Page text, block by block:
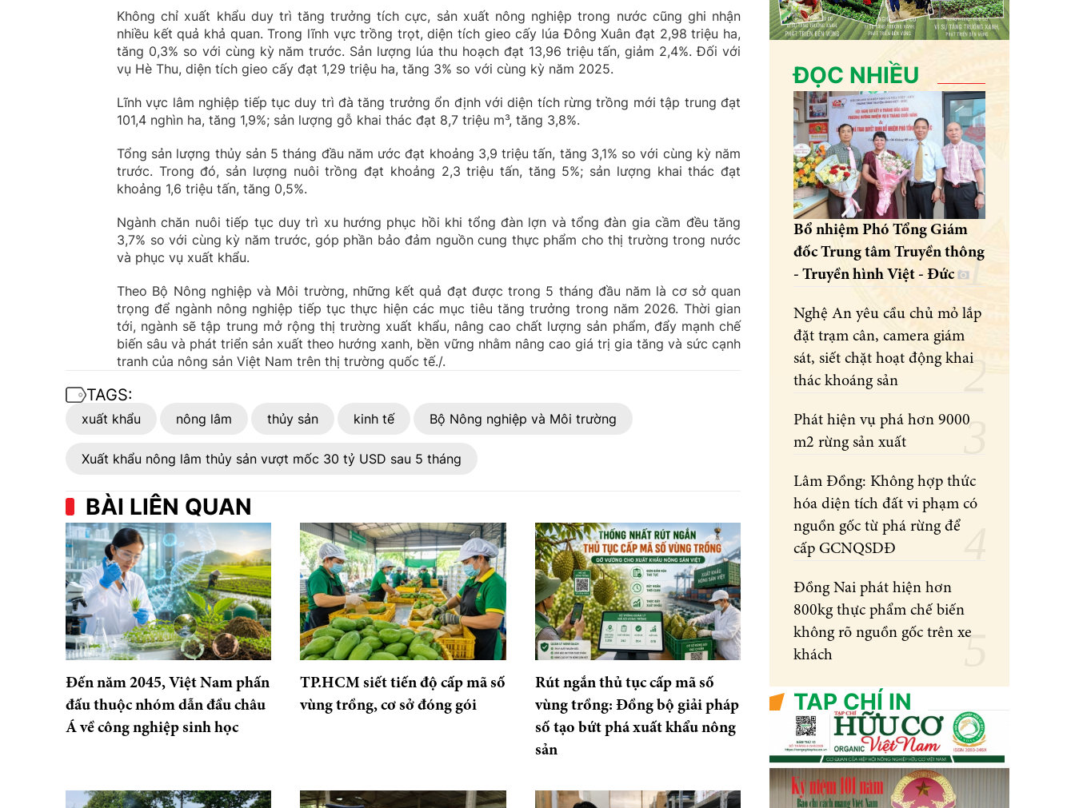
Không chỉ xuất khẩu duy trì tăng trưởng tích cực, sản xuất nông nghiệp trong nước cũng ghi nhận
nhiều kết quả khả quan. Trong lĩnh vực trồng trọt, diện tích gieo cấy lúa Đông Xuân đạt 2,98 triệu ha,
tăng 0,3% so với cùng kỳ năm trước. Sản lượng lúa thu hoạch đạt 13,96 triệu tấn, giảm 2,4%. Đối với
vụ Hè Thu, diện tích gieo cấy đạt 1,29 triệu ha, tăng 3% so với cùng kỳ năm 2025.
Lĩnh vực lâm nghiệp tiếp tục duy trì đà tăng trưởng ổn định với diện tích rừng trồng mới tập trung đạt
101,4 nghìn ha, tăng 1,9%; sản lượng gỗ khai thác đạt 8,7 triệu m³, tăng 3,8%.
Tổng sản lượng thủy sản 5 tháng đầu năm ước đạt khoảng 3,9 triệu tấn, tăng 3,1% so với cùng kỳ năm
trước. Trong đó, sản lượng nuôi trồng đạt khoảng 2,3 triệu tấn, tăng 5%; sản lượng khai thác đạt
khoảng 1,6 triệu tấn, tăng 0,5%.
Ngành chăn nuôi tiếp tục duy trì xu hướng phục hồi khi tổng đàn lợn và tổng đàn gia cầm đều tăng
3,7% so với cùng kỳ năm trước, góp phần bảo đảm nguồn cung thực phẩm cho thị trường trong nước
và phục vụ xuất khẩu.
Theo Bộ Nông nghiệp và Môi trường, những kết quả đạt được trong 5 tháng đầu năm là cơ sở quan
trọng để ngành nông nghiệp tiếp tục thực hiện các mục tiêu tăng trưởng trong năm 2026. Thời gian
tới, ngành sẽ tập trung mở rộng thị trường xuất khẩu, nâng cao chất lượng sản phẩm, đẩy mạnh chế
biến sâu và phát triển sản xuất theo hướng xanh, bền vững nhằm nâng cao giá trị gia tăng và sức cạnh
tranh của nông sản Việt Nam trên thị trường quốc tế./.
TAGS:
xuất khẩu nông lâm thủy sản kinh tế Bộ Nông nghiệp và Môi trường
Xuất khẩu nông lâm thủy sản vượt mốc 30 tỷ USD sau 5 tháng
BÀI LIÊN QUAN
Đến năm 2045, Việt Nam phấn
đấu thuộc nhóm dẫn đầu châu
Á về công nghiệp sinh học
TP.HCM siết tiến độ cấp mã số
vùng trồng, cơ sở đóng gói
Rút ngắn thủ tục cấp mã số
vùng trồng: Đồng bộ giải pháp
số tạo bứt phá xuất khẩu nông
sản
ĐỌC NHIỀU
Bổ nhiệm Phó Tổng Giám
đốc Trung tâm Truyền thông
- Truyền hình Việt - Đức
Nghệ An yêu cầu chủ mỏ lắp
đặt trạm cân, camera giám
sát, siết chặt hoạt động khai
thác khoáng sản
Phát hiện vụ phá hơn 9000
m2 rừng sản xuất
Lâm Đồng: Không hợp thức
hóa diện tích đất vi phạm có
nguồn gốc từ phá rừng để
cấp GCNQSDĐ
Đồng Nai phát hiện hơn
800kg thực phẩm chế biến
không rõ nguồn gốc trên xe
khách
TẠP CHÍ IN